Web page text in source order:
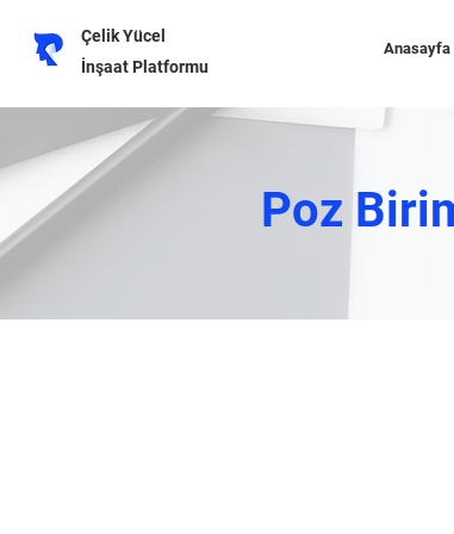
Çelik Yücel
İnşaat Platformu
Anasayfa
Poz